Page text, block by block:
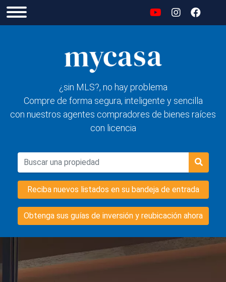
¿sin MLS?, no hay problema
Compre de forma segura, inteligente y sencilla
con nuestros agentes compradores de bienes raíces
con licencia
Reciba nuevos listados en su bandeja de entrada
Obtenga sus guías de inversión y reubicación ahora